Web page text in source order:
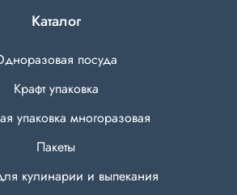
Каталог
посуда
Крафт упаковка
упаковка многоразовая
Пакеты
кулинарии и выпекания